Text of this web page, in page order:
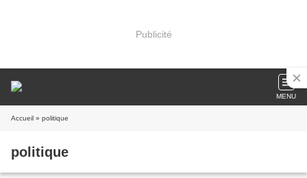
Publicité
MENU
Accueil » politique
politique